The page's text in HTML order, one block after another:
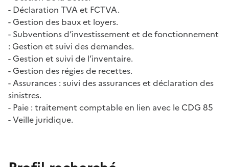
- Déclaration TVA et FCTVA.
- Gestion des baux et loyers.
- Subventions d’investissement et de fonctionnement
: Gestion et suivi des demandes.
- Gestion et suivi de l’inventaire.
- Gestion des régies de recettes.
- Assurances : suivi des assurances et déclaration des
sinistres.
- Paie : traitement comptable en lien avec le CDG 85
- Veille juridique.